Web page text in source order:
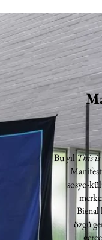
Bu yılThis
sosyo-
Bienal
özgü